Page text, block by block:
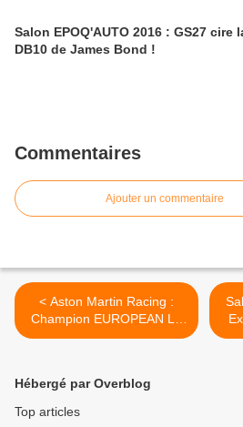
Salon EPOQ'AUTO 2016 : GS27 cire
DB10 de James Bond !
Commentaires
Ajouter un commentaire
< Aston Martin Racing :
Champion EUROPEAN LE
MANS SERIES GTE !
Hébergé par Overblog
Top articles